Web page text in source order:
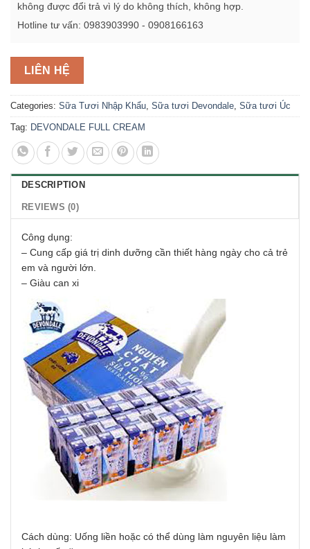
không được đổi trả vì lý do không thích, không hợp.
Hotline tư vấn: 0983903990 - 0908166163
LIÊN HỆ
Categories: Sữa Tươi Nhập Khẩu Sữa tươi Devondale Sữa tươi Úc
Tag: DEVONDALE FULL CREAM
DESCRIPTION
REVIEWS (0)
Công dụng:
– Cung cấp giá trị dinh dưỡng cần thiết hàng ngày cho cả trẻ
em và người lớn.
– Giàu can xi
Cách dùng: Uống liền hoặc có thể dùng làm nguyên liệu làm